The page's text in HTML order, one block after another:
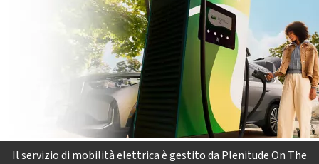
Il servizio di mobilità elettrica è gestito da Plenitude On The